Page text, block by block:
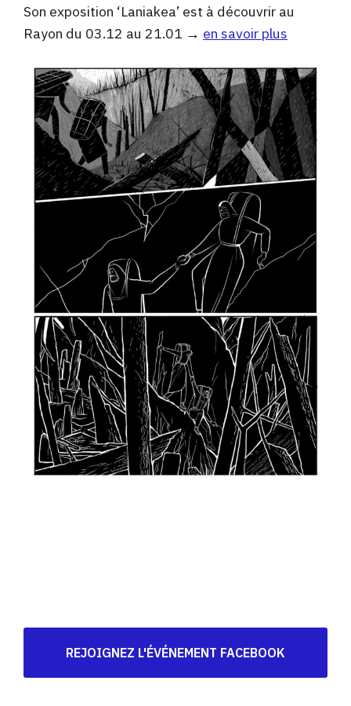
Son exposition ‘Laniakea’ est à découvrir au
Rayon du 03.12 au 21.01 → en savoir plus
REJOIGNEZ L'ÉVÉNEMENT FACEBOOK